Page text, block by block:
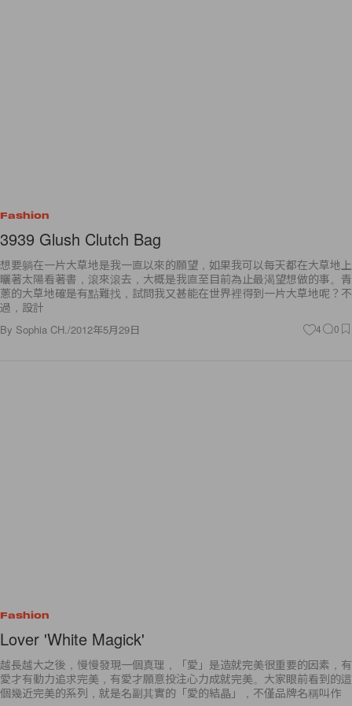
Fashion
3939 Glush Clutch Bag
想要躺在一片大草地是我一直以來的願望，如果我可以每天都在大草地上
曬著太陽看著書，滾來滾去，大概是我直至目前為止最渴望想做的事。青
蔥的大草地確是有點難找，試問我又甚能在世界裡得到一片大草地呢？不
過，設計
By Sophia CH./2012年5月29日 4 0
Fashion
Lover 'White Magick'
越長越大之後，慢慢發現一個真理，「愛」是造就完美很重要的因素，有
愛才有動力追求完美，有愛才願意投注心力成就完美。大家眼前看到的這
個幾近完美的系列，就是名副其實的「愛的結晶」，不僅品牌名稱叫作